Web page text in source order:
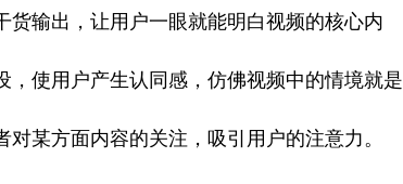
输出，让用户一眼就能明白视频的核心内
使用户产生认同感，仿佛视频中的情境就是
某方面内容的关注，吸引用户的注意力。